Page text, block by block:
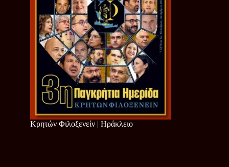
Κρητών Φιλοξενείν | Ηράκλειο